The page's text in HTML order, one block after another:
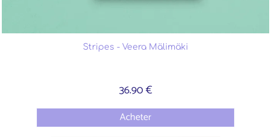
Stripes - Veera Mälimäki
36.90 €
Acheter